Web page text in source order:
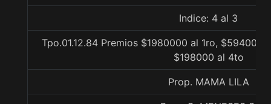
Indice: 4 al 3
Tpo.01.12.84 Premios $1980000 al 1ro,
$198000 al 4to
Prop. MAMA LILA